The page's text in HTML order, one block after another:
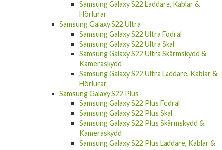
Samsung Galaxy S22 Laddare, Kablar &
Hörlurar
Samsung Galaxy S22 Ultra
Samsung Galaxy S22 Ultra Fodral
Samsung Galaxy S22 Ultra Skal
Samsung Galaxy S22 Ultra Skärmskydd &
Kameraskydd
Samsung Galaxy S22 Ultra Laddare, Kablar &
Hörlurar
Samsung Galaxy S22 Plus
Samsung Galaxy S22 Plus Fodral
Samsung Galaxy S22 Plus Skal
Samsung Galaxy S22 Plus Skärmskydd &
Kameraskydd
Samsung Galaxy S22 Plus Laddare, Kablar &